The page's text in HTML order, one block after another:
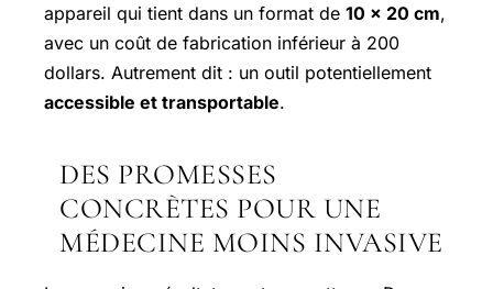
appareil qui tient dans un format de 10 x 20 cm,
avec un coût de fabrication inférieur à 200
dollars. Autrement dit : un outil potentiellement
accessible et transportable.
DES PROMESSES
CONCRÈTES POUR UNE
MÉDECINE MOINS INVASIVE